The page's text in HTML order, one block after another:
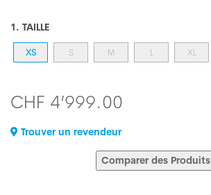
1. TAILLE
XS S M L XL
CHF 4’999.00
Trouver un revendeur
Comparer des Produits